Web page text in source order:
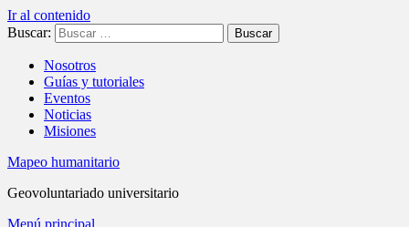
Ir al contenido
Buscar:
Nosotros
Guías y tutoriales
Eventos
Noticias
Misiones
Mapeo humanitario
Geovoluntariado universitario
Menú principal